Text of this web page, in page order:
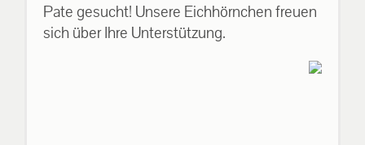
Pate gesucht! Unsere Eichhörnchen freuen
sich über Ihre Unterstützung.